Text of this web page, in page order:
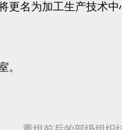
名为加工生产技术中
。